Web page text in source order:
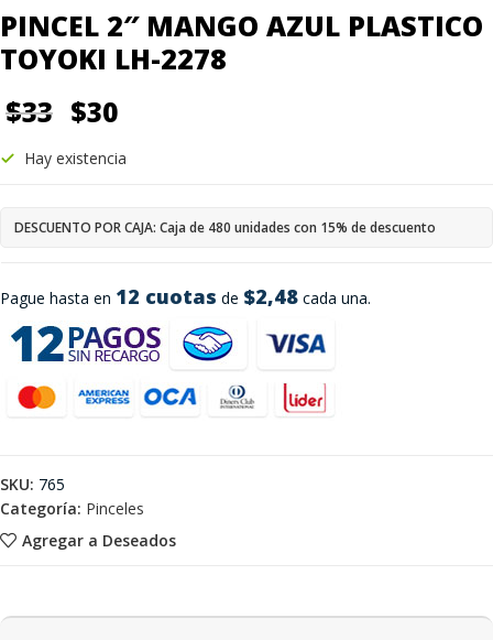
PINCEL 2″ MANGO AZUL PLASTICO
TOYOKI LH-2278
$33 $30
Pague hasta en 12 cuotas de $2,48 cada una.
Hay existencia
DESCUENTO POR CAJA: Caja de 480 unidades con 15% de descuento
Agregar a Deseados
SKU: 765
Categoría: Pinceles